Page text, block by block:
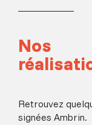
Nos
Retrouvez
signées Ambrin.